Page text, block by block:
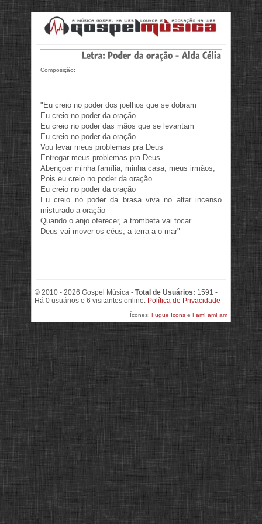
Composição:
"Eu creio no poder dos joelhos que se dobram
Eu creio no poder da oração
Eu creio no poder das mãos que se levantam
Eu creio no poder da oração
Vou levar meus problemas pra Deus
Entregar meus problemas pra Deus
Abençoar minha família, minha casa, meus irmãos,
Pois eu creio no poder da oração
Eu creio no poder da oração
Eu creio no poder da brasa viva no altar incenso
misturado a oração
Quando o anjo oferecer, a trombeta vai tocar
Deus vai mover os céus, a terra a o mar"
© 2010 - 2026 Gospel Música - Total de Usuários: 1591 -
Há 0 usuários e 6 visitantes online. Política de Privacidade
Ícones: Fugue Icons e FamFamFam